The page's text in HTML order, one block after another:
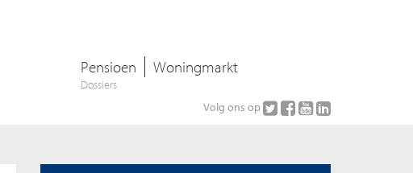
Pensioen Woningmarkt
Dossiers
Volg ons op